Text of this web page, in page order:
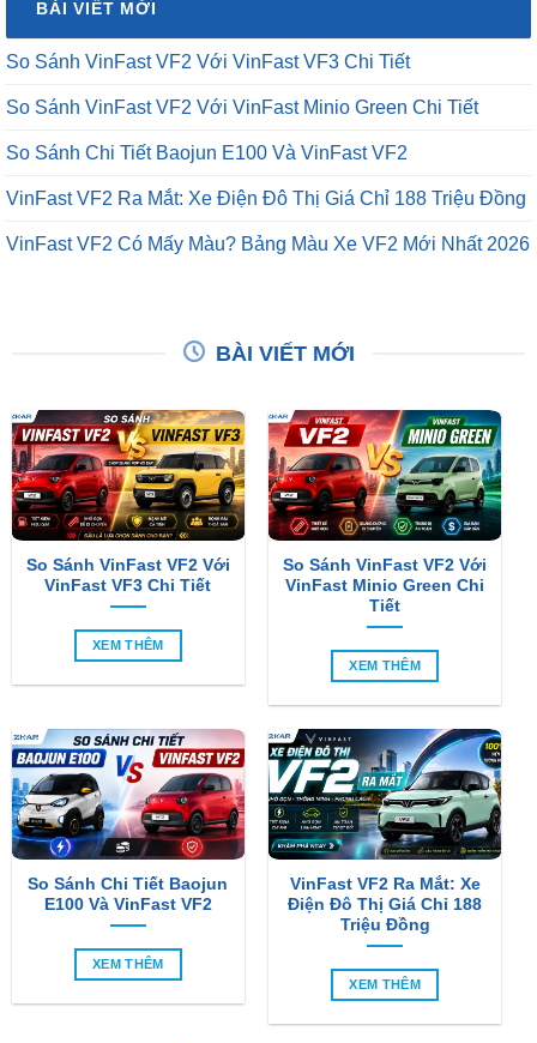
BÀI VIẾT MỚI
So Sánh VinFast VF2 Với VinFast VF3 Chi Tiết
So Sánh VinFast VF2 Với VinFast Minio Green Chi Tiết
So Sánh Chi Tiết Baojun E100 Và VinFast VF2
VinFast VF2 Ra Mắt: Xe Điện Đô Thị Giá Chỉ 188 Triệu Đồng
VinFast VF2 Có Mấy Màu? Bảng Màu Xe VF2 Mới Nhất 2026
BÀI VIẾT MỚI
So Sánh VinFast VF2 Với
VinFast VF3 Chi Tiết
XEM THÊM
So Sánh VinFast VF2 Với
VinFast Minio Green Chi
Tiết
XEM THÊM
So Sánh Chi Tiết Baojun
E100 Và VinFast VF2
XEM THÊM
VinFast VF2 Ra Mắt: Xe
Điện Đô Thị Giá Chỉ 188
Triệu Đồng
XEM THÊM